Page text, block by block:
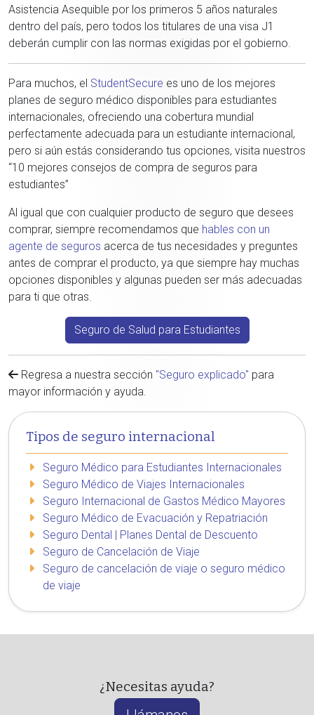
Asistencia Asequible por los primeros 5 años naturales
dentro del país, pero todos los titulares de una visa J1
deberán cumplir con las normas exigidas por el gobierno.
Para muchos, el StudentSecure es uno de los mejores
planes de seguro médico disponibles para estudiantes
internacionales, ofreciendo una cobertura mundial
perfectamente adecuada para un estudiante internacional,
pero si aún estás considerando tus opciones, visita nuestros
“10 mejores consejos de compra de seguros para
estudiantes”
Al igual que con cualquier producto de seguro que desees
comprar, siempre recomendamos que hables con un
agente de seguros acerca de tus necesidades y preguntes
antes de comprar el producto, ya que siempre hay muchas
opciones disponibles y algunas pueden ser más adecuadas
para ti que otras.
Seguro de Salud para Estudiantes
Regresa a nuestra sección "Seguro explicado" para
mayor información y ayuda.
Tipos de seguro internacional
Seguro Médico para Estudiantes Internacionales
Seguro Médico de Viajes Internacionales
Seguro Internacional de Gastos Médico Mayores
Seguro Médico de Evacuación y Repatriación
Seguro Dental | Planes Dental de Descuento
Seguro de Cancelación de Viaje
Seguro de cancelación de viaje o seguro médico
de viaje
¿Necesitas ayuda?